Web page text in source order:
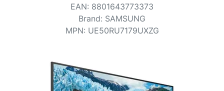
Contactez-nous
Catégories
EAN: 8801643773373
Brand: SAMSUNG
MPN: UE50RU7179UXZG